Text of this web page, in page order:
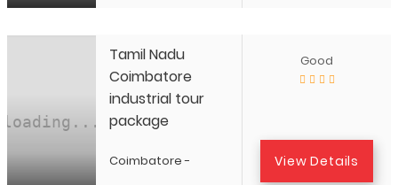
Tamil Nadu
Coimbatore
industrial tour
package
Coimbatore -
Good
View Details